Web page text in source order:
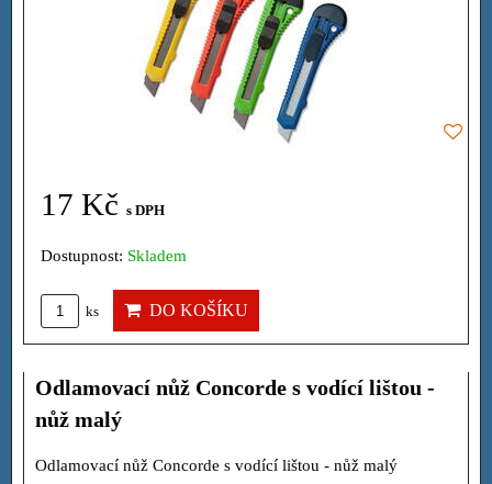
17 Kč s DPH
Dostupnost: Skladem
ks DO KOŠÍKU
Odlamovací nůž Concorde s vodící lištou -
nůž malý
Odlamovací nůž Concorde s vodící lištou - nůž malý